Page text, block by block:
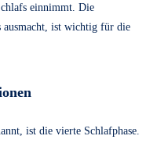
einnimmt. Die
ausmacht, ist wichtig für die
ist die vierte Schlafphase.